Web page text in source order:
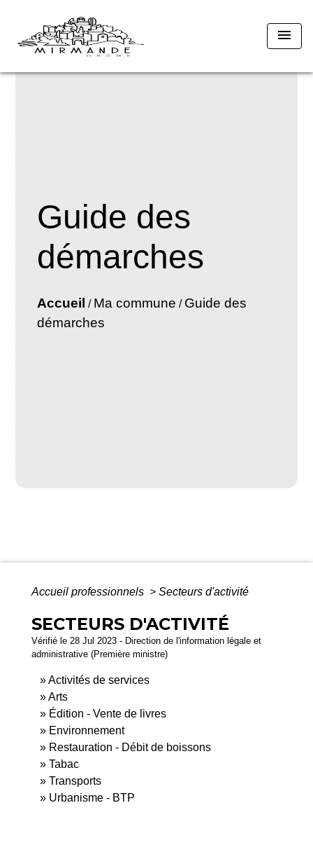
menu
Guide des
démarches
Accueil / Ma commune / Guide des
démarches
Accueil professionnels > Secteurs d'activité
SECTEURS D'ACTIVITÉ
Vérifié le 28 Jul 2023 - Direction de l'information légale et
administrative (Première ministre)
Activités de services
Arts
Édition - Vente de livres
Environnement
Restauration - Débit de boissons
Tabac
Transports
Urbanisme - BTP